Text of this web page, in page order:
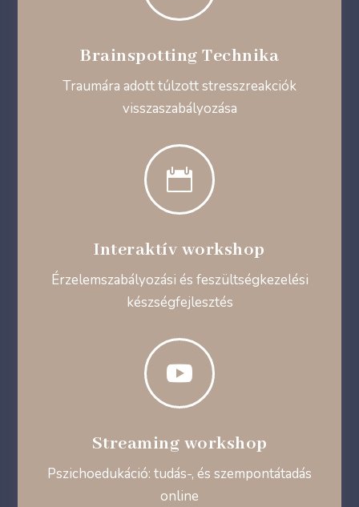
Brainspotting Technika
Traumára adott túlzott stresszreakciók
visszaszabályozása

Interaktív workshop
Érzelemszabályozási és feszültségkezelési
készségfejlesztés

Streaming workshop
Pszichoedukáció: tudás-, és szempontátadás
online